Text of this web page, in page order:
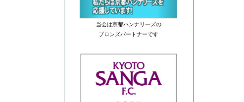
当会は京都ハンナリーズの
ブロンズパートナーです